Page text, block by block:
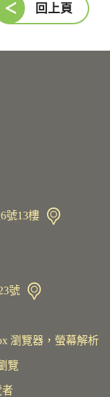
回上頁
號13樓
號
瀏覽器，螢幕解析
覽